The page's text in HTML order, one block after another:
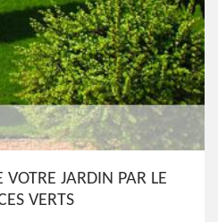
JARDIN PAR LE
VERTS